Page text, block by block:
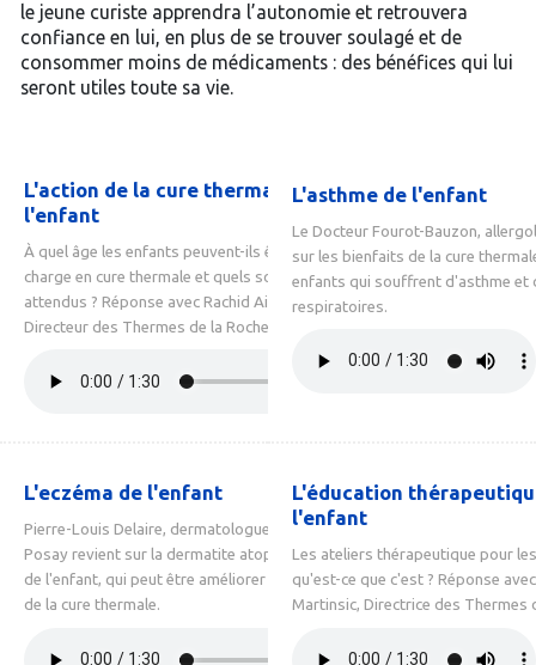
le jeune curiste apprendra l’autonomie et retrouvera
confiance en lui, en plus de se trouver soulagé et de
consommer moins de médicaments : des bénéfices qui lui
seront utiles toute sa vie.
L'action de la cure thermale chez
l'enfant
À quel âge les enfants peuvent-ils être pris en
charge en cure thermale et quels sont les bienfaits
attendus ? Réponse avec Rachid Ainouche,
Directeur des Thermes de la Roche Posay.
L'asthme de l'enfant
Le Docteur Fourot-Bauzon,
sur les bienfaits de la cure
enfants qui souffrent d'asthme et
respiratoires.
L'eczéma de l'enfant
Pierre-Louis Delaire, dermatologue à La Roche
Posay revient sur la dermatite atopique / eczéma
de l'enfant, qui peut être améliorer dans le cadre
de la cure thermale.
L'éducation
l'enfant
Les ateliers thérapeutique pour
qu'est-ce que c'est ? Réponse
Martinsic, Directrice des Thermes